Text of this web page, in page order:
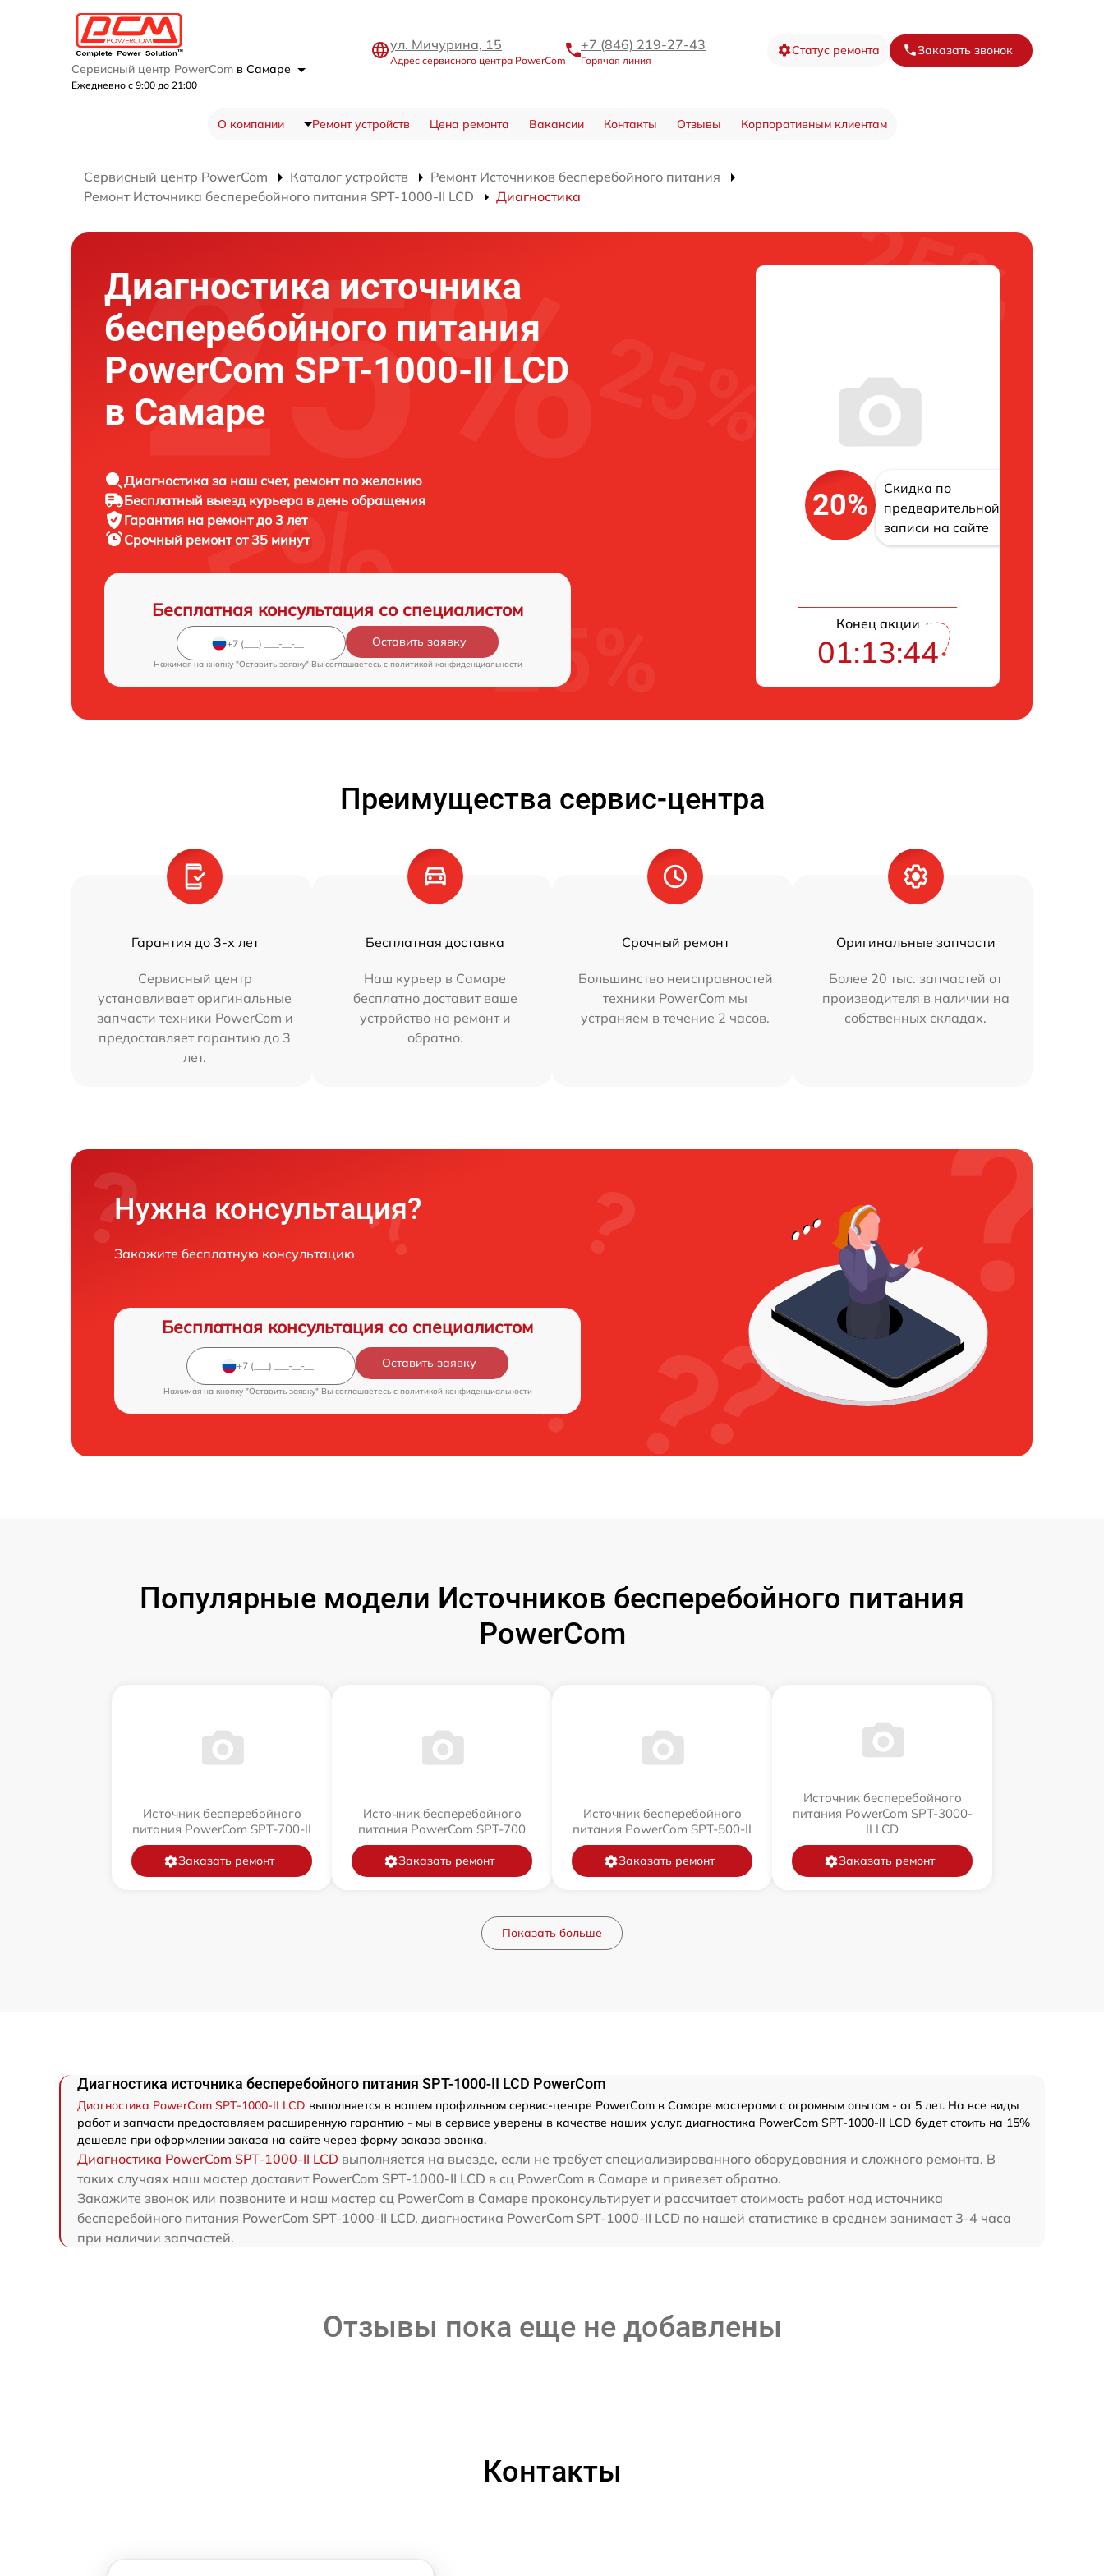
Сервисный центр PowerCom в Самаре
Ежедневно с 9:00 до 21:00
ул. Мичурина, 15
Адрес сервисного центра PowerCom
+7 (846) 219-27-43
Горячая линия
Статус ремонта Заказать звонок
О компании Ремонт устройств Цена ремонта Вакансии Контакты Отзывы Корпоративным клиентам
Сервисный центр PowerCom Каталог устройств
Ремонт Источников бесперебойного питания
Ремонт Источника бесперебойного питания SPT-1000-II LCD
Диагностика
Диагностика источника
бесперебойного питания
PowerCom SPT-1000-II LCD
в Самаре
Диагностика за наш счет, ремонт по желанию
Бесплатный выезд курьера в день обращения
Гарантия на ремонт до 3 лет
Срочный ремонт от 35 минут
Бесплатная консультация со специалистом
Оставить заявку
Нажимая на кнопку "Оставить заявку" Вы соглашаетесь c политикой конфиденциальности
20%
Скидка по
предварительной
записи на сайте
Конец акции
01:13:43
Преимущества сервис-центра
Гарантия до 3-х лет
Сервисный центр
устанавливает оригинальные
запчасти техники PowerCom и
предоставляет гарантию до 3
лет.
Бесплатная доставка
Наш курьер в Самаре
бесплатно доставит ваше
устройство на ремонт и
обратно.
Срочный ремонт
Большинство неисправностей
техники PowerCom мы
устраняем в течение 2 часов.
Оригинальные запчасти
Более 20 тыс. запчастей от
производителя в наличии на
собственных складах.
Нужна консультация?
Закажите бесплатную консультацию
Бесплатная консультация со специалистом
Оставить заявку
Нажимая на кнопку "Оставить заявку" Вы соглашаетесь c политикой конфиденциальности
Популярные модели Источников бесперебойного питания
PowerCom
Источник бесперебойного
питания PowerCom SPT-700-II
Заказать ремонт
Источник бесперебойного
питания PowerCom SPT-700
Заказать ремонт
Источник бесперебойного
питания PowerCom SPT-500-II
Заказать ремонт
Источник бесперебойного
питания PowerCom SPT-3000-
II LCD
Заказать ремонт
Показать больше
Диагностика источника бесперебойного питания SPT-1000-II LCD PowerCom
Диагностика PowerCom SPT-1000-II LCD выполняется в нашем профильном сервис-центре PowerCom в Самаре мастерами с огромным опытом - от 5 лет. На все виды
работ и запчасти предоставляем расширенную гарантию - мы в сервисе уверены в качестве наших услуг. диагностика PowerCom SPT-1000-II LCD будет стоить на 15%
дешевле при оформлении заказа на сайте через форму заказа звонка.
Диагностика PowerCom SPT-1000-II LCD выполняется на выезде, если не требует специализированного оборудования и сложного ремонта. В
таких случаях наш мастер доставит PowerCom SPT-1000-II LCD в сц PowerCom в Самаре и привезет обратно.
Закажите звонок или позвоните и наш мастер сц PowerCom в Самаре проконсультирует и рассчитает стоимость работ над источника
бесперебойного питания PowerCom SPT-1000-II LCD. диагностика PowerCom SPT-1000-II LCD по нашей статистике в среднем занимает 3-4 часа
при наличии запчастей.
Отзывы пока еще не добавлены
Контакты